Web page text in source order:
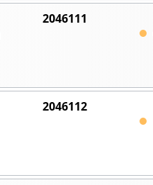
2046111
2046112